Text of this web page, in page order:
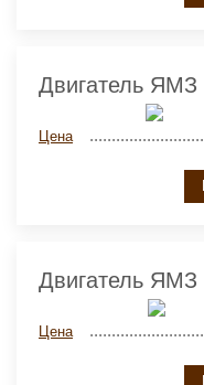
Двигатель
Цена
Двигатель
Цена